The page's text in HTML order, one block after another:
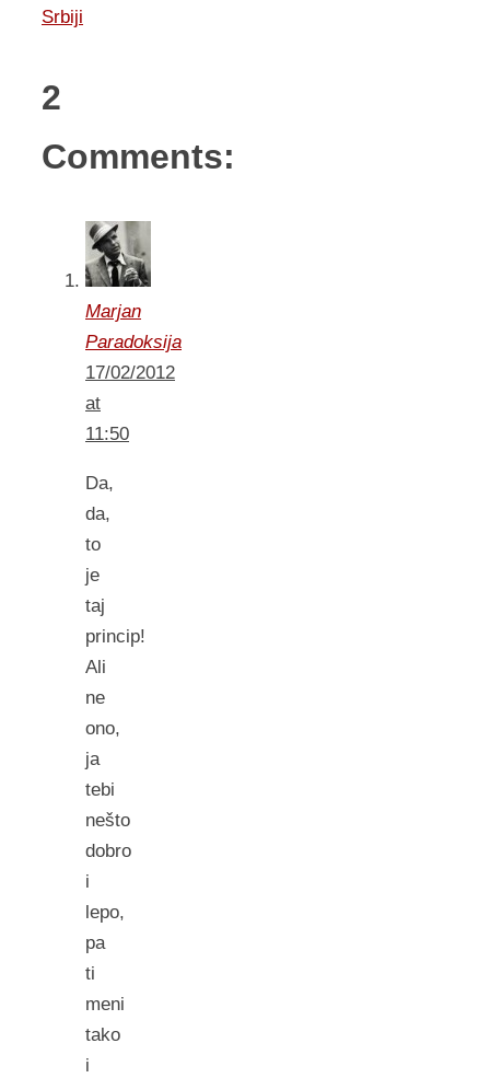
Srbiji
2
Comments:
Marjan
Paradoksija
17/02/2012
at
11:50
Da,
da,
to
je
taj
princip!
Ali
ne
ono,
ja
tebi
nešto
dobro
i
lepo,
pa
ti
meni
tako
i